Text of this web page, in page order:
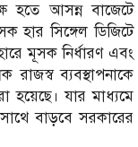
হতে আসন্ন বাজেটে
হার সিঙ্গেল ডিজিটে
মূসক নির্ধারণ এবং
রাজস্ব ব্যবস্থাপনাকে
হয়েছে। যার মাধ্যমে
বাড়বে সরকারের